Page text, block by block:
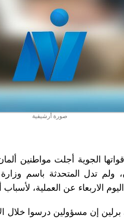
صورة أرشيفية
قواتها الجوية أجلت مواطنين
ولم تدل المتحدثة باسم
الاربعاء عن العملية، لأسباب
إن مسؤولين درسوا خلال